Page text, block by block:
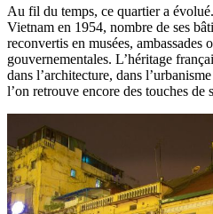
Au fil du temps, ce quartier a
Vietnam en 1954, nombre de ses
reconvertis en musées, ambassades
gouvernementales. L’héritage
dans l’architecture, dans
l’on retrouve encore des touches de